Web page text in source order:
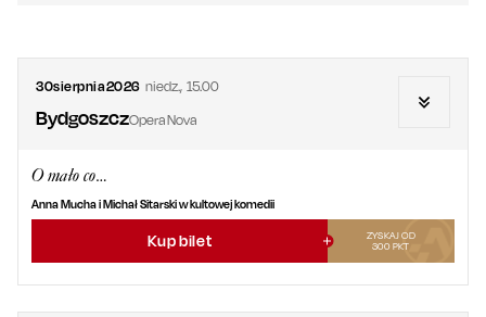
30sierpnia2026 niedz., 15.00
BydgoszczOpera Nova
O mało co…
Anna Mucha i Michał Sitarski w kultowej komedii
Kup bilet
ZYSKAJ OD
300 PKT